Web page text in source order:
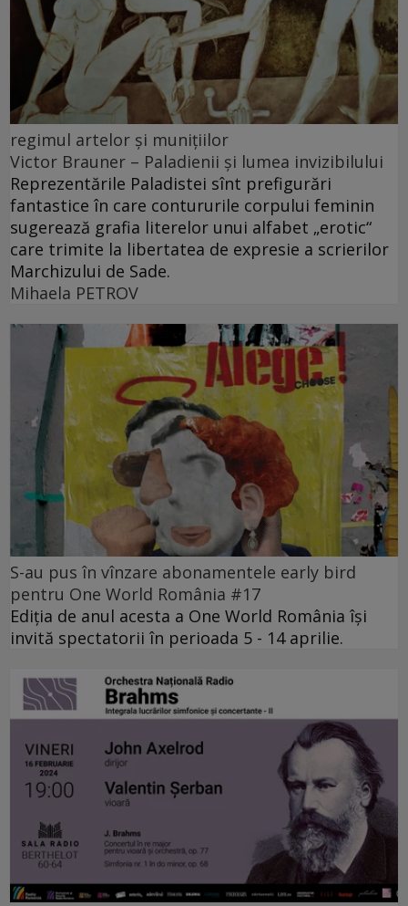
regimul artelor şi muniţiilor
Victor Brauner – Paladienii și lumea invizibilului
Reprezentările Paladistei sînt prefigurări
fantastice în care contururile corpului feminin
sugerează grafia literelor unui alfabet „erotic“
care trimite la libertatea de expresie a scrierilor
Marchizului de Sade.
Mihaela PETROV
S-au pus în vînzare abonamentele early bird
pentru One World România #17
Ediția de anul acesta a One World România își
invită spectatorii în perioada 5 - 14 aprilie.